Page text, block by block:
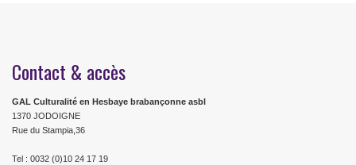
Contact & accès
GAL Culturalité en Hesbaye brabançonne asbl
1370 JODOIGNE
Rue du Stampia,36
Tel : 0032 (0)10 24 17 19